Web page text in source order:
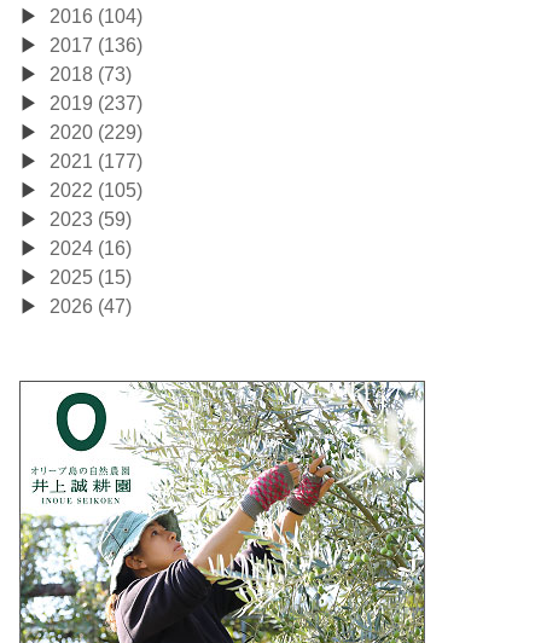
2016 (104)
2017 (136)
2018 (73)
2019 (237)
2020 (229)
2021 (177)
2022 (105)
2023 (59)
2024 (16)
2025 (15)
2026 (47)